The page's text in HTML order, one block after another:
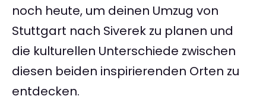
noch heute, um deinen Umzug von
Stuttgart nach Siverek zu planen und
die kulturellen Unterschiede zwischen
diesen beiden inspirierenden Orten zu
entdecken.